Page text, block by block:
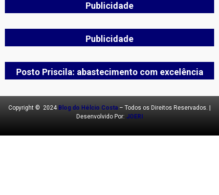
Publicidade
Publicidade
Posto Priscila: abastecimento com excelência
Copyright © 2024 Blog do Hélcio Costa – Todos os Direitos Reservados. |
Desenvolvido Por: JOERI